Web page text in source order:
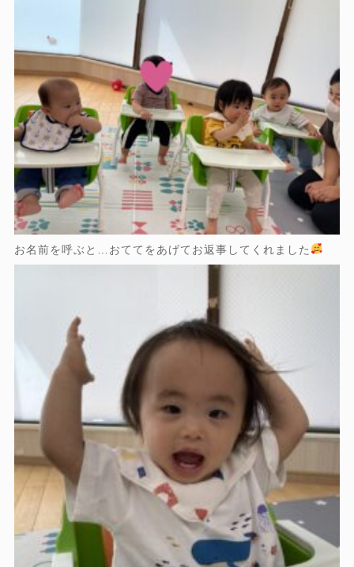
お名前を呼ぶと…おててをあげてお返事してくれました